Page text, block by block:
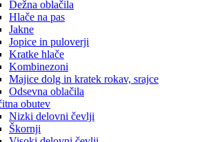
Dežna oblačila
Hlače na pas
Jakne
Jopice in puloverji
Kratke hlače
Kombinezoni
Majice dolg in kratek rokav, srajce
Odsevna oblačila
obutev
Nizki delovni čevlji
Škornji